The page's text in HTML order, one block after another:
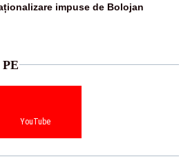
impuse de Bolojan
YouTube